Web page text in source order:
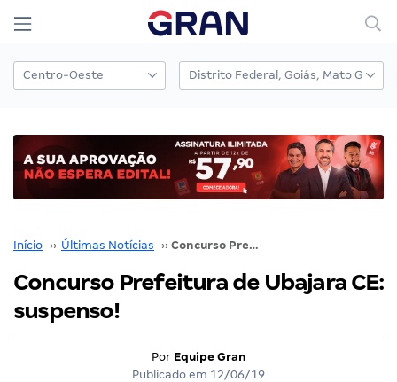
Início ›› Últimas Notícias ›› Concurso Prefeitura de Ubajara CE: suspenso!
Concurso Prefeitura de Ubajara CE:
suspenso!
Por Equipe Gran
Publicado em 12/06/19